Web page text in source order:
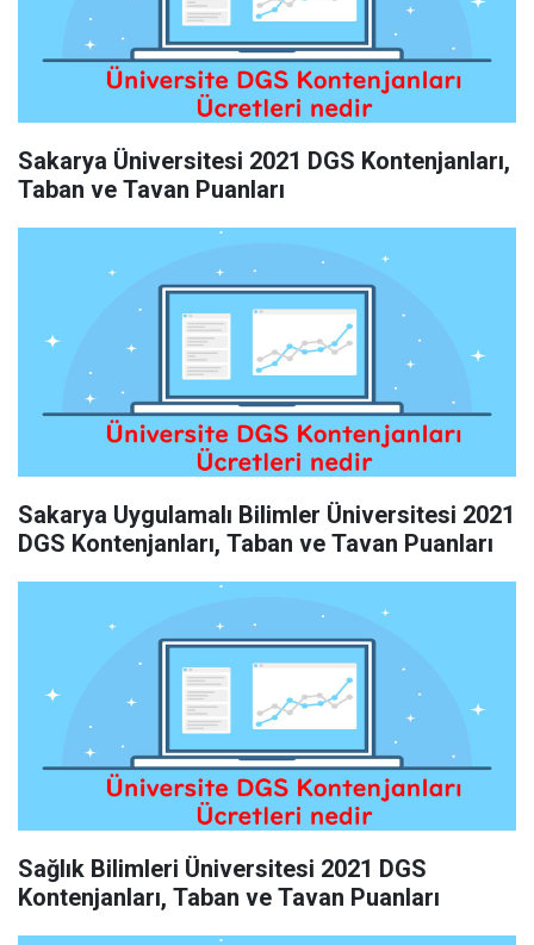
Sakarya Üniversitesi 2021 DGS Kontenjanları,
Taban ve Tavan Puanları
Sakarya Uygulamalı Bilimler Üniversitesi 2021
DGS Kontenjanları, Taban ve Tavan Puanları
Sağlık Bilimleri Üniversitesi 2021 DGS
Kontenjanları, Taban ve Tavan Puanları